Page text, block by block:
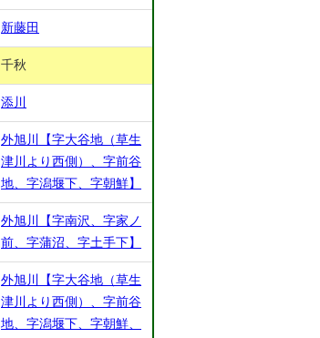
新藤田
千秋
添川
外旭川【字大谷地（草生
津川より西側）、字前谷
地、字潟堰下、字朝鮮】
外旭川【字南沢、字家ノ
前、字蒲沼、字土手下】
外旭川【字大谷地（草生
津川より西側）、字前谷
地、字潟堰下、字朝鮮、